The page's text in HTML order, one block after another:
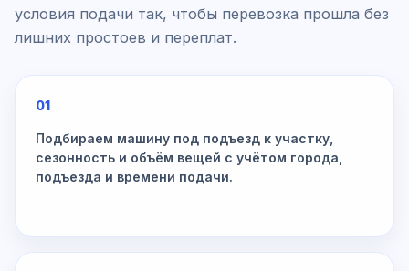
условия подачи так, чтобы перевозка прошла без
лишних простоев и переплат.
01
Подбираем машину под подъезд к участку,
сезонность и объём вещей с учётом города,
подъезда и времени подачи.